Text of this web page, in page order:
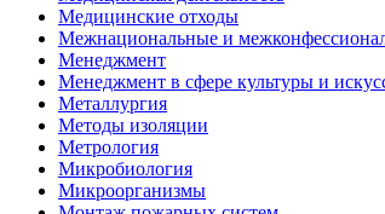
Медицинские отходы
Межнациональные и
Менеджмент
Менеджмент в сфере культуры и
Металлургия
Методы изоляции
Метрология
Микробиология
Микроорганизмы